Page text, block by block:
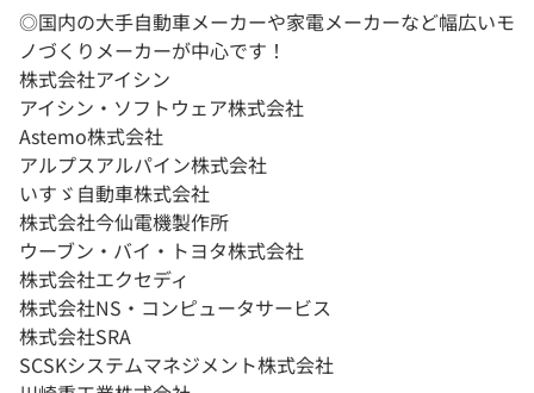
◎国内の大手自動車メーカーや家電メーカーなど幅広いモ
ノづくりメーカーが中心です！
株式会社アイシン
アイシン・ソフトウェア株式会社
Astemo株式会社
アルプスアルパイン株式会社
いすゞ自動車株式会社
株式会社今仙電機製作所
ウーブン・バイ・トヨタ株式会社
株式会社エクセディ
株式会社NS・コンピュータサービス
株式会社SRA
SCSKシステムマネジメント株式会社